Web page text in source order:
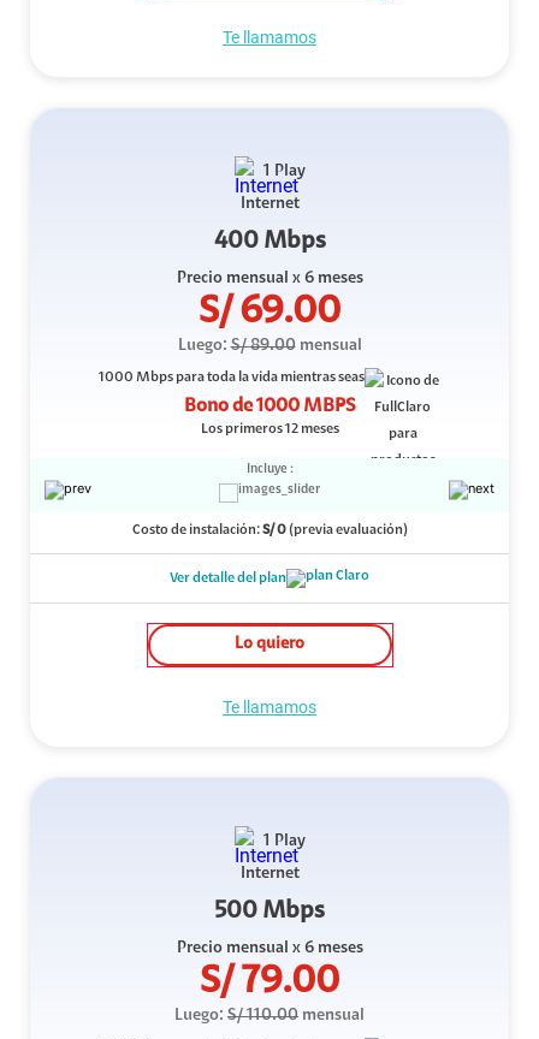
Te llamamos
1 Play
Internet
400 Mbps
Precio mensual x 6 meses
S/69.00
Luego:S/89.00mensual
1000 Mbpspara toda la vida mientras seas
Bono de1000 MBPS
Los primeros 12 meses
Incluye :
Costo de instalación: S/0(previa evaluación)
Ver detalle del plan
Lo quiero
Te llamamos
1 Play
Internet
500 Mbps
Precio mensual x 6 meses
S/79.00
Luego: S/110.00 mensual